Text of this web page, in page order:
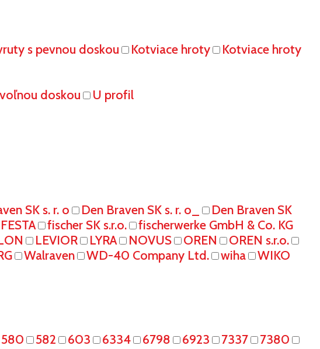
s pevnou doskou Kotviace hroty
Kotviace hroty
doskou
U profil
SK s. r. o Den Braven SK s. r. o_
Den Braven SK
FESTA fischer SK s.r.o.
fischerwerke GmbH & Co. KG
LEVIOR LYRA NOVUS OREN
OREN s.r.o.
Walraven WD-40 Company Ltd. wiha WIKO
580 582 603 6334 6798 6923 7337
7380